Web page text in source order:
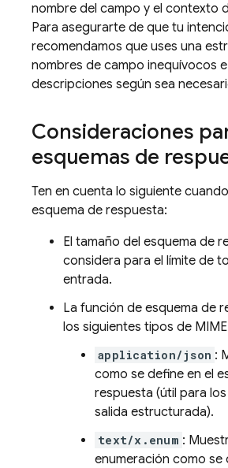
nombre del campo y el contexto
Para asegurarte de que tu
recomendamos que uses una
nombres de campo inequívocos
descripciones según sea
Consideraciones
esquemas de
Ten en cuenta lo siguiente
esquema de respuesta:
El tamaño del esquema de
considera para el límite de
entrada.
La función de esquema de
los siguientes tipos de
application/json :
como se define en el
respuesta (útil para
salida estructurada).
text/x.enum :
enumeración como se